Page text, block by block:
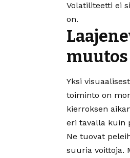
Volatiliteetti ei
on.
muutos
Yksi
toiminto on
kierroksen
eri tavalla kuin
Ne tuovat
suuria voittoja.